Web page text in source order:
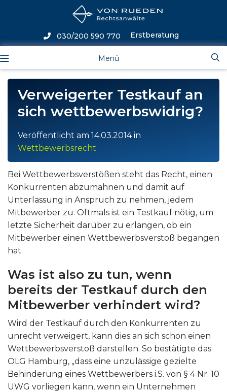
Menü
030/200 590 770 Erstberatung
Verweigerter Testkauf an
sich wettbewerbswidrig?
Veröffentlicht am 14.03.2014in
Wettbewerbsrecht
Bei Wettbewerbsverstößen steht das Recht, einen
Konkurrenten abzumahnen und damit auf
Unterlassung in Anspruch zu nehmen, jedem
Mitbewerber zu. Oftmals ist ein Testkauf nötig, um
letzte Sicherheit darüber zu erlangen, ob ein
Mitbewerber einen Wettbewerbsverstoß begangen
hat.
Was ist also zu tun, wenn
bereits der Testkauf durch den
Mitbewerber verhindert wird?
Wird der Testkauf durch den Konkurrenten zu
unrecht verweigert, kann dies an sich schon einen
Wettbewerbsverstoß darstellen. So bestätigte das
OLG Hamburg, „dass eine unzulässige gezielte
Behinderung eines Wettbewerbers i.S. von § 4 Nr. 10
UWG vorliegen kann, wenn ein Unternehmen